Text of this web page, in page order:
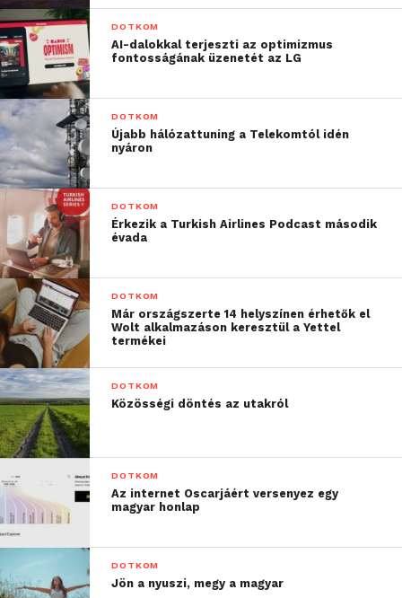
DOTKOM
AI-dalokkal terjeszti az optimizmus
fontosságának üzenetét az LG
DOTKOM
Újabb hálózattuning a Telekomtól idén
nyáron
DOTKOM
Érkezik a Turkish Airlines Podcast második
évada
DOTKOM
Már országszerte 14 helyszínen érhetők el
Wolt alkalmazáson keresztül a Yettel
termékei
DOTKOM
Közösségi döntés az utakról
DOTKOM
Az internet Oscarjáért versenyez egy
magyar honlap
DOTKOM
Jön a nyuszi, megy a magyar